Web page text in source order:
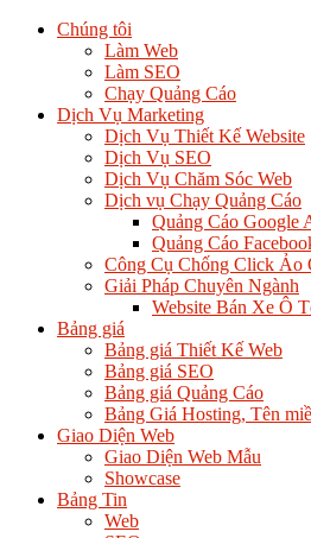
Chúng tôi
Làm Web
Làm SEO
Chạy Quảng Cáo
Dịch Vụ Marketing
Dịch Vụ Thiết Kế Website
Dịch Vụ SEO
Dịch Vụ Chăm Sóc Web
Dịch vụ Chạy Quảng Cáo
Quảng Cáo Google
Quảng Cáo
Công Cụ Chống Click Ảo
Giải Pháp Chuyên Ngành
Website Bán Xe Ô
Bảng giá
Bảng giá Thiết Kế Web
Bảng giá SEO
Bảng giá Quảng Cáo
Bảng Giá Hosting, Tên
Giao Diện Web
Giao Diện Web Mẫu
Showcase
Bảng Tin
Web